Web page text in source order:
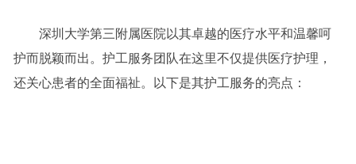
深圳大学第三附属医院以其卓越的医疗水平和温馨呵
护而脱颖而出。护工服务团队在这里不仅提供医疗护理，
还关心患者的全面福祉。以下是其护工服务的亮点：